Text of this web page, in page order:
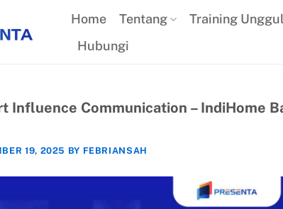
Home Tentang Training
Hubungi
Influence Communication – IndiHome
19, 2025 BY FEBRIANSAH